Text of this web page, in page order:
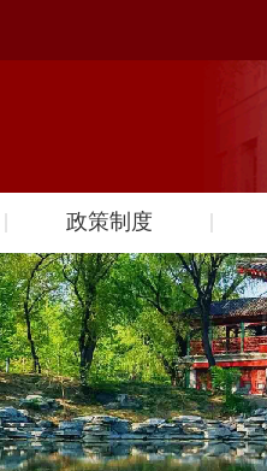
政策制度